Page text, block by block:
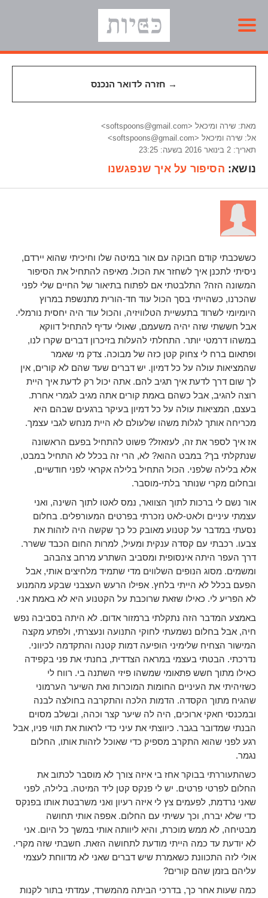
→ חזרה לדואר הנכנס
מאת: שירה ומיכאל <softspoons@gmail.com>
אל: שירה ומיכאל <softspoons@gmail.com>
תאריך: 2 בינואר 2016 בשעה: 23:25
נושא: הסיפור על איך שנפגשנו
כששכבתי קודם חבוקה עם אור במיטה שלו וחיכיתי שהוא יירדם,
ניסיתי לתכנן איך לשחזר את הכול. מאיפה להתחיל את הסיפור
המשונה הזה? התלבטתי אם לפתוח בתיאור של החיים שלי לפני
שהכרנו, כשהייתי בסך הכול עוד חד-הורית מתנשפת במרוץ
היומיומי לשרוד בתעשיית הטלוויזיה, והכול עוד היה יחסית נורמלי.
אבל חששתי שזה יהיה משעמם, שאולי עדיף להתחיל דווקא
במשהו דרמטי יותר. התחלתי להעלות בזיכרון דברים שקרו לנו,
ופתאום ברח לי צחוק קטן כזה של מבוכה. צדק מי שאמר
שהמציאות עולה על כל דמיון. יש דברים שעד שהם לא קורים, אין
לך שום דרך לדעת איך תגיב להם. אתה יכול רק לדעת איך היית
רוצה להגיב, אבל כשהם באמת קורים אתה מגיב לגמרי אחרת.
בעצם, המציאות עולה על כל דמיון בעיקר ברגעים שבהם היא
מכריחה אותך לגלות משהו שלעולם לא היית מנחש לגבי עצמך.
אז איך לספר את זה, לעזאזל? פשוט להתחיל בפעם הראשונה
שנתקלתי בך? במבט ההוא? לא, הרי זה בכלל לא התחיל במבט,
אלא בלילה שלפני. הכול התחיל בלילה אקראי לפני חודשיים,
ובחלום מקרי שנותר בלתי-מוסבר.
אור נשם לי ברכות לתוך הצוואר, נמס לאטו לתוך השינה, ואני
עצמתי עיניים ולאט-לאט נזכרתי בפרטים המעורפלים. בחלום
נסעתי במדבר על קטנוע מאובק כל כך שקשה היה לזהות את
צבעו. רכבתי עם קסדה ענקית ומעיל, למרות החום הכבד ששרר.
דרך העפר היתה אינסופית ומסביב השתרע מרחב צהבהב
ומשמים. מסוג הנופים השלווים מדי שתמיד מלחיצים אותי, אבל
הפעם בכלל לא הייתי בלחץ. אפילו הרעש העצבני שבקע מהמנוע
לא הפריע לי. כאילו שזאת שרוכבת על הקטנוע היא לא באמת אני.
באמצע המדבר הזה נתקלתי ברמזור אדום. לא היתה בסביבה נפש
חיה, אבל בחלום נשמעתי לחוקי התנועה ונעצרתי, ולפתע מקצה
המישור הצחיח שלימיני הופיעה דמות קטנה והתקדמה לכיווני.
נדרכתי. הבטתי בעצמי במראה הצדדית, בחנתי את פני בקפידה
כאילו מתוך חשש פתאומי שמשהו פיזי השתנה בי. רווח לי
כשזיהיתי את העיניים החומות המוכרות ואת השיער הערמוני
שהגיח מתוך הקסדה. הדמות הלכה והתקרבה בחולצה לבנה
ובמכנסי חאקי ארוכים, היה לה שיער קצר וכהה, ובשלב מסוים
הבנתי שמדובר בגבר. כיווצתי את עיני כדי לראות את תווי פניו, אבל
רגע לפני שהוא התקרב מספיק כדי שאוכל לזהות אותו, החלום
נגמר.
כשהתעוררתי בבוקר אחז בי איזה צורך לא מוסבר לכתוב את
החלום לפרטי פרטים. יש לי פנקס קטן ליד המיטה. בלילה, לפני
שאני נרדמת, לפעמים צץ לי איזה רעיון ואני משרבטת אותו בפנקס
כדי שלא יברח, וכך עשיתי עם החלום. אפפה אותי תחושה
מבטיחה, לא ממש מוכרת, והיא ליוותה אותי במשך כל היום. אני
לא יודעת עד כמה הייתי מודעת לתחושה הזאת. חשבתי שזה מקרי.
אולי לזה התכוונת כשאמרת שיש דברים שאני לא מדווחת לעצמי
עליהם בזמן שהם קורים?
כמה שעות אחר כך, בדרכי הביתה מהמשרד, עמדתי בתור לקנות